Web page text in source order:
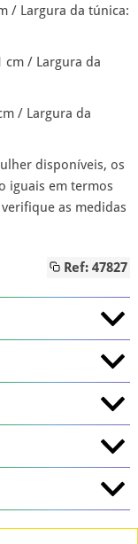
/ Largura da túnica:
cm / Largura da
/ Largura da
disponíveis, os
iguais em termos
as medidas
Ref: 47827